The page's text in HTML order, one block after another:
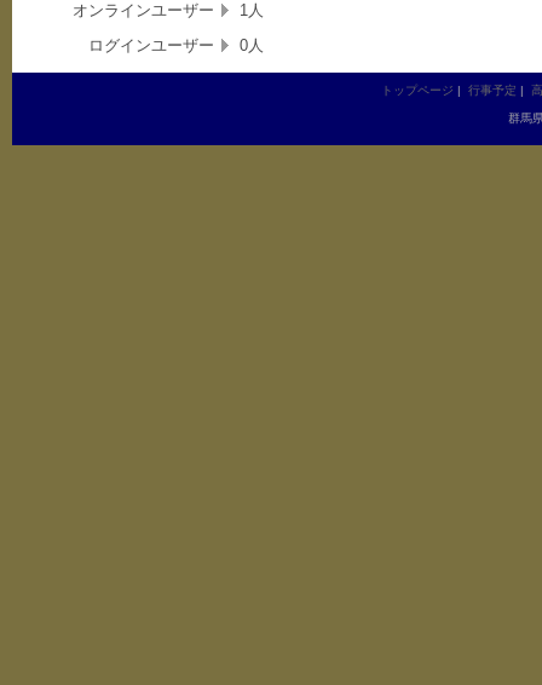
オンラインユーザー
1人
ログインユーザー
0人
トップページ | 行事予定 |
群馬